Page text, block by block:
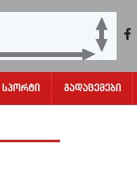
Სპორტი Გადაცემები